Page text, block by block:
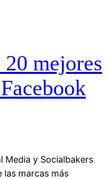
20 mejores
Media y Socialbakers
las marcas más